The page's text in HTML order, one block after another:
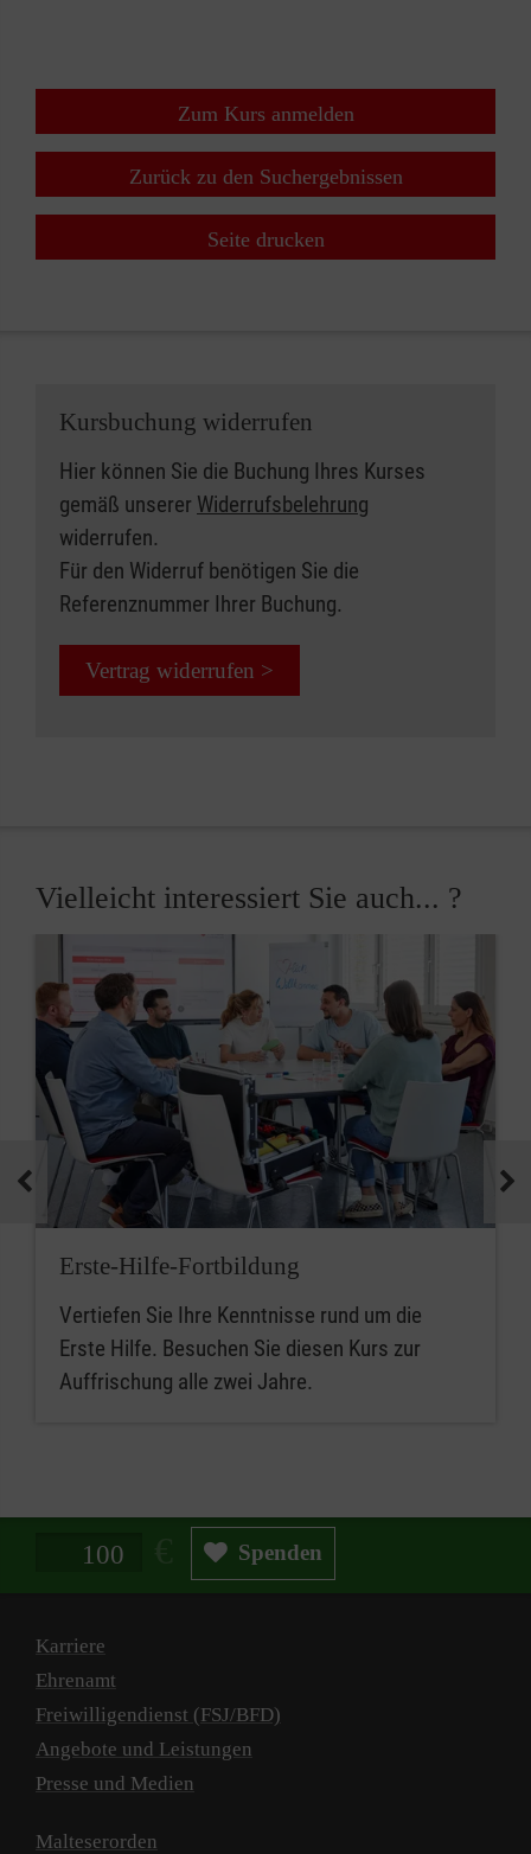
Zum Kurs anmelden
Zurück zu den Suchergebnissen
Seite drucken
Kursbuchung widerrufen
Hier können Sie die Buchung Ihres Kurses
gemäß unserer Widerrufsbelehrung
widerrufen.
Für den Widerruf benötigen Sie die
Referenznummer Ihrer Buchung.
Vertrag widerrufen >
Vielleicht interessiert Sie auch... ?
Erste-Hilfe-Fortbildung
Vertiefen Sie Ihre Kenntnisse rund um die
Erste Hilfe. Besuchen Sie diesen Kurs zur
Auffrischung alle zwei Jahre.
Spendenbetrag in Euro Spenden
Karriere
Ehrenamt
Freiwilligendienst (FSJ/BFD)
Angebote und Leistungen
Presse und Medien
Malteserorden